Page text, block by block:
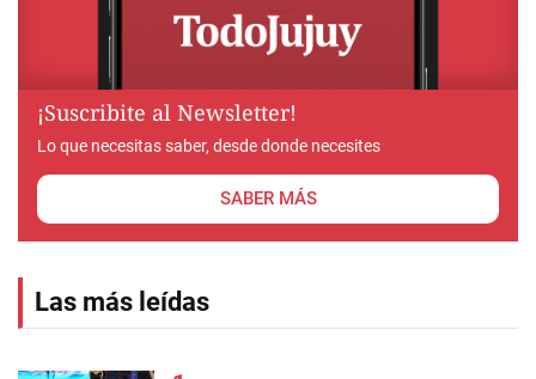
¡Suscribite al Newsletter!
Lo que necesitas saber, desde donde necesites
SABER MÁS
Las más leídas